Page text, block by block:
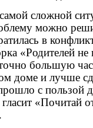
сложной
можно
в
«Родителей
большую
доме и лучше
с пользой
«Почитай